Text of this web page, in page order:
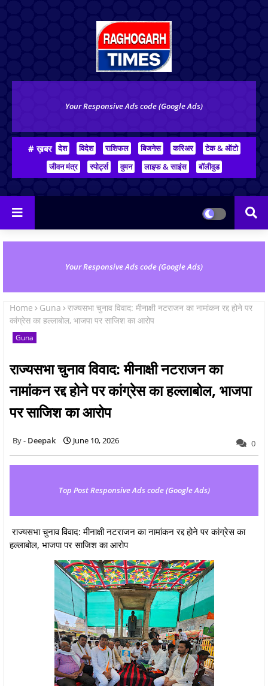
Your Responsive Ads code (Google Ads)
# ख़बर देश विदेश राशिफल बिजनेस करिअर
टेक & ऑटो
जीवन मंत्र
स्पोर्ट्स वुमन लाइफ & साइंस बॉलीवुड
Your Responsive Ads code (Google Ads)
Home Guna
राज्यसभा चुनाव विवाद: मीनाक्षी नटराजन का नामांकन रद्द होने पर
कांग्रेस का हल्लाबोल, भाजपा पर साजिश का आरोप
Guna
राज्यसभा चुनाव विवाद: मीनाक्षी नटराजन का
नामांकन रद्द होने पर कांग्रेस का हल्लाबोल, भाजपा
पर साजिश का आरोप
Deepak June 10, 2026 0
Top Post Responsive Ads code (Google Ads)
राज्यसभा चुनाव विवाद: मीनाक्षी नटराजन का नामांकन रद्द होने पर कांग्रेस का
हल्लाबोल, भाजपा पर साजिश का आरोप